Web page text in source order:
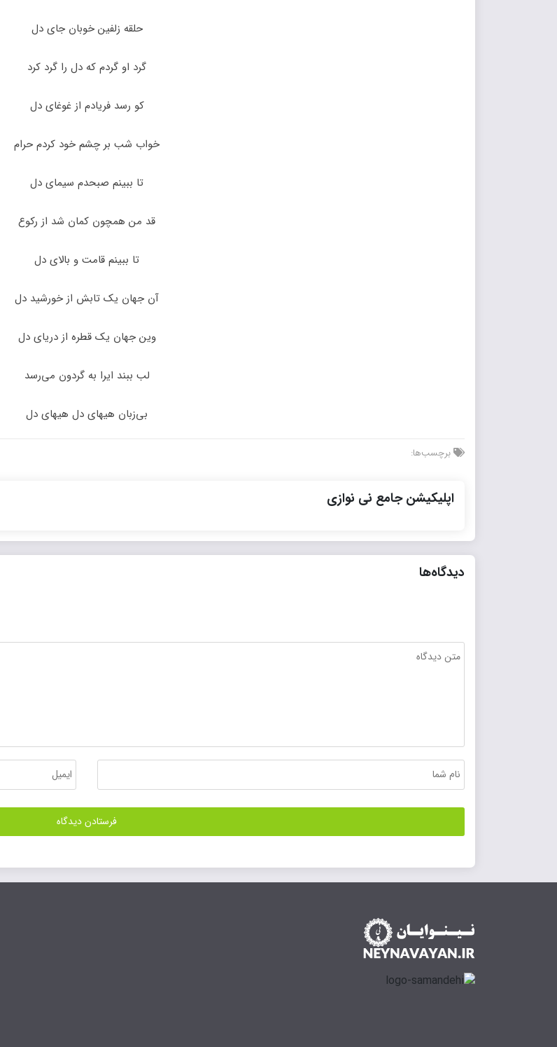
حلقه زلفین خوبان جای دل
گرد او گردم که دل را گرد کرد
کو رسد فریادم از غوغای دل
خواب شب بر چشم خود کردم حرام
تا ببینم صبحدم سیمای دل
قد من همچون کمان شد از رکوع
تا ببینم قامت و بالای دل
آن جهان یک تابش از خورشید دل
وین جهان یک قطره از دریای دل
لب ببند ایرا به گردون می‌رسد
بی‌زبان هیهای دل هیهای دل
برچسب‌ها:
اپلیکیشن جامع نی نوازی
دیدگاه‌ها